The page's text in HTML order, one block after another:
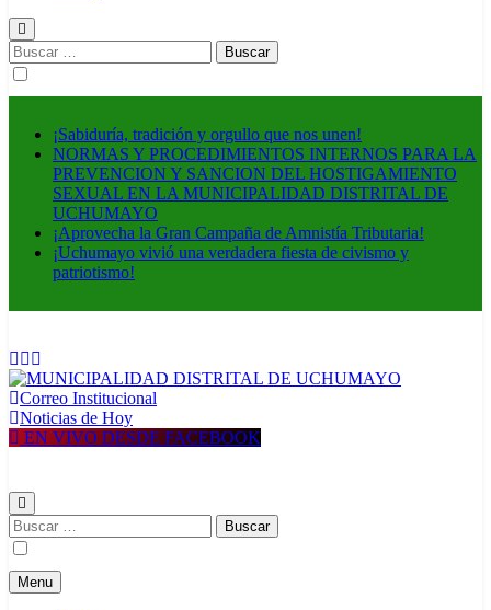
Buscar:
¡Sabiduría, tradición y orgullo que nos unen!
NORMAS Y PROCEDIMIENTOS INTERNOS PARA LA
PREVENCION Y SANCION DEL HOSTIGAMIENTO
SEXUAL EN LA MUNICIPALIDAD DISTRITAL DE
UCHUMAYO
¡Aprovecha la Gran Campaña de Amnistía Tributaria!
¡Uchumayo vivió una verdadera fiesta de civismo y
patriotismo!
MUNICIPALIDAD DISTRITAL DE UCHUMAYO
Construyendo una nueva Historia
Correo Institucional
Noticias de Hoy
EN VIVO DESDE FACEBOOK
Buscar:
Menu